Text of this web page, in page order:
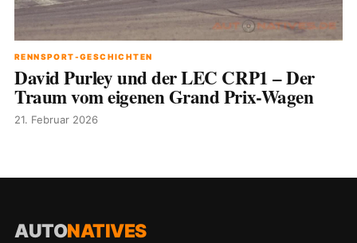
RENNSPORT-GESCHICHTEN
David Purley und der LEC CRP1 – Der
Traum vom eigenen Grand Prix-Wagen
21. Februar 2026
AUTONATIVES